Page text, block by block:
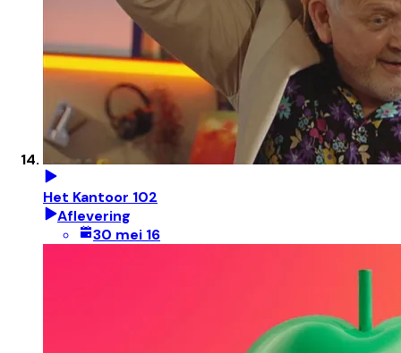
Het Kantoor 102
Aflevering
30 mei 16